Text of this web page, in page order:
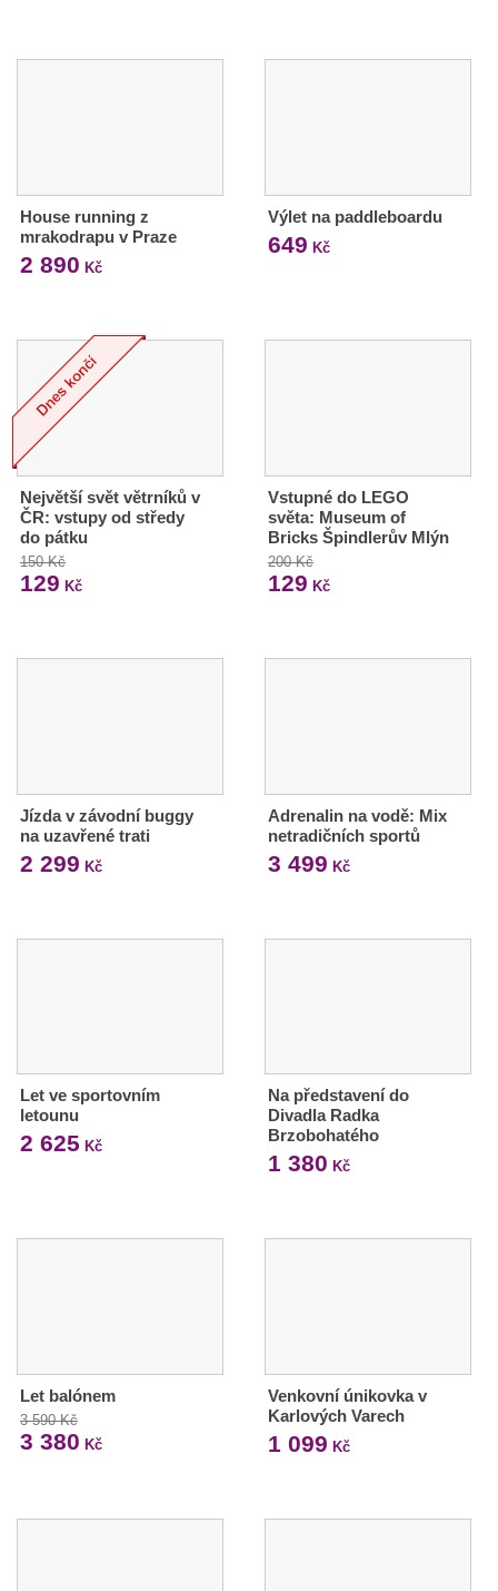
House running z
mrakodrapu v Praze
2 890 Kč
Výlet na paddleboardu
649 Kč
Největší svět větrníků v
ČR: vstupy od středy
do pátku
150 Kč
129 Kč
Vstupné do LEGO
světa: Museum of
Bricks Špindlerův Mlýn
200 Kč
129 Kč
Jízda v závodní buggy
na uzavřené trati
2 299 Kč
Adrenalin na vodě: Mix
netradičních sportů
3 499 Kč
Let ve sportovním
letounu
2 625 Kč
Na představení do
Divadla Radka
Brzobohatého
1 380 Kč
Let balónem
3 590 Kč
3 380 Kč
Venkovní únikovka v
Karlových Varech
1 099 Kč